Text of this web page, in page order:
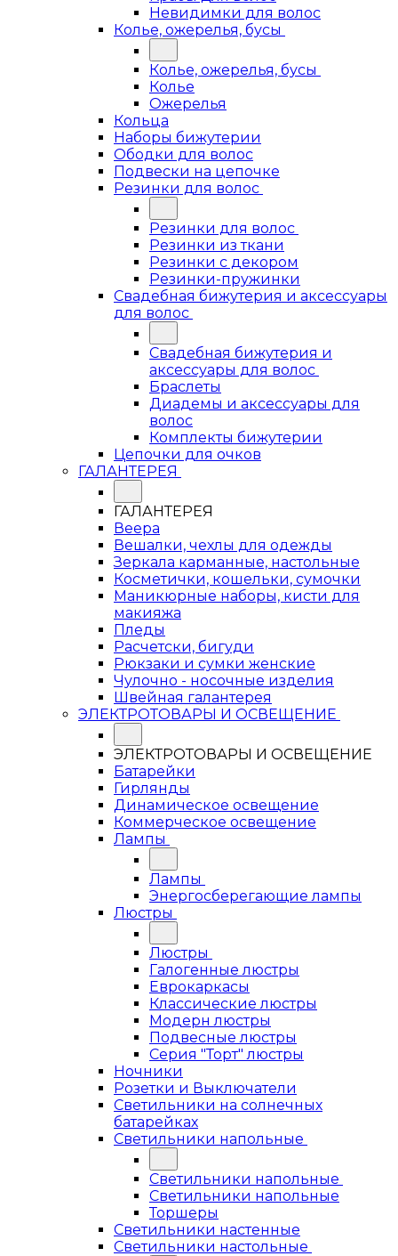
Невидимки для волос
Колье, ожерелья, бусы
Колье, ожерелья, бусы
Колье
Ожерелья
Кольца
Наборы бижутерии
Ободки для волос
Подвески на цепочке
Резинки для волос
Резинки для волос
Резинки из ткани
Резинки с декором
Резинки-пружинки
Свадебная бижутерия и аксессуары
для волос
Свадебная бижутерия и
аксессуары для волос
Браслеты
Диадемы и аксессуары для
волос
Комплекты бижутерии
Цепочки для очков
ГАЛАНТЕРЕЯ
ГАЛАНТЕРЕЯ
Веера
Вешалки, чехлы для одежды
Зеркала карманные, настольные
Косметички, кошельки, сумочки
Маникюрные наборы, кисти для
макияжа
Пледы
Расчетски, бигуди
Рюкзаки и сумки женские
Чулочно - носочные изделия
Швейная галантерея
ЭЛЕКТРОТОВАРЫ И ОСВЕЩЕНИЕ
ЭЛЕКТРОТОВАРЫ И ОСВЕЩЕНИЕ
Батарейки
Гирлянды
Динамическое освещение
Коммерческое освещение
Лампы
Лампы
Энергосберегающие лампы
Люстры
Люстры
Галогенные люстры
Еврокаркасы
Классические люстры
Модерн люстры
Подвесные люстры
Серия "Торт" люстры
Ночники
Розетки и Выключатели
Светильники на солнечных
батарейках
Светильники напольные
Светильники напольные
Светильники напольные
Торшеры
Светильники настенные
Светильники настольные